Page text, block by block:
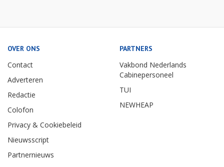
OVER ONS
Contact
Adverteren
Redactie
Colofon
Privacy & Cookiebeleid
Nieuwsscript
Partnernieuws
PARTNERS
Vakbond Nederlands
Cabinepersoneel
TUI
NEWHEAP